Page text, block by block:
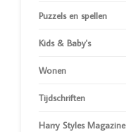
Puzzels en spellen
Kids & Baby's
Wonen
Tijdschriften
Harry Styles Magazine